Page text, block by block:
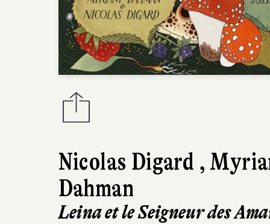
Nicolas Digard ,
Dahman
Leina et le Seigneur des